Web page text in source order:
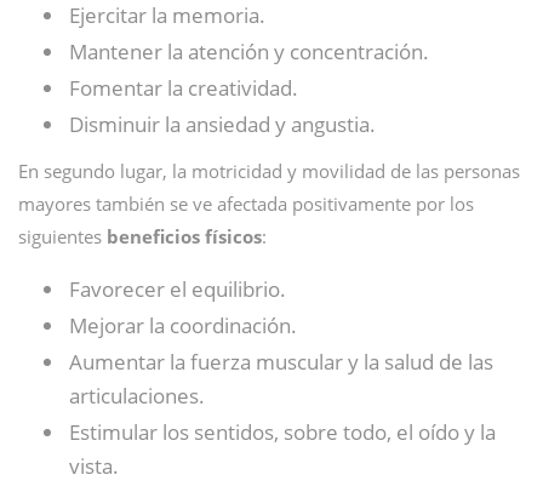
Ejercitar la memoria.
Mantener la atención y concentración.
Fomentar la creatividad.
Disminuir la ansiedad y angustia.
En segundo lugar, la motricidad y movilidad de las personas
mayores también se ve afectada positivamente por los
siguientes beneficios físicos:
Favorecer el equilibrio.
Mejorar la coordinación.
Aumentar la fuerza muscular y la salud de las
articulaciones.
Estimular los sentidos, sobre todo, el oído y la
vista.